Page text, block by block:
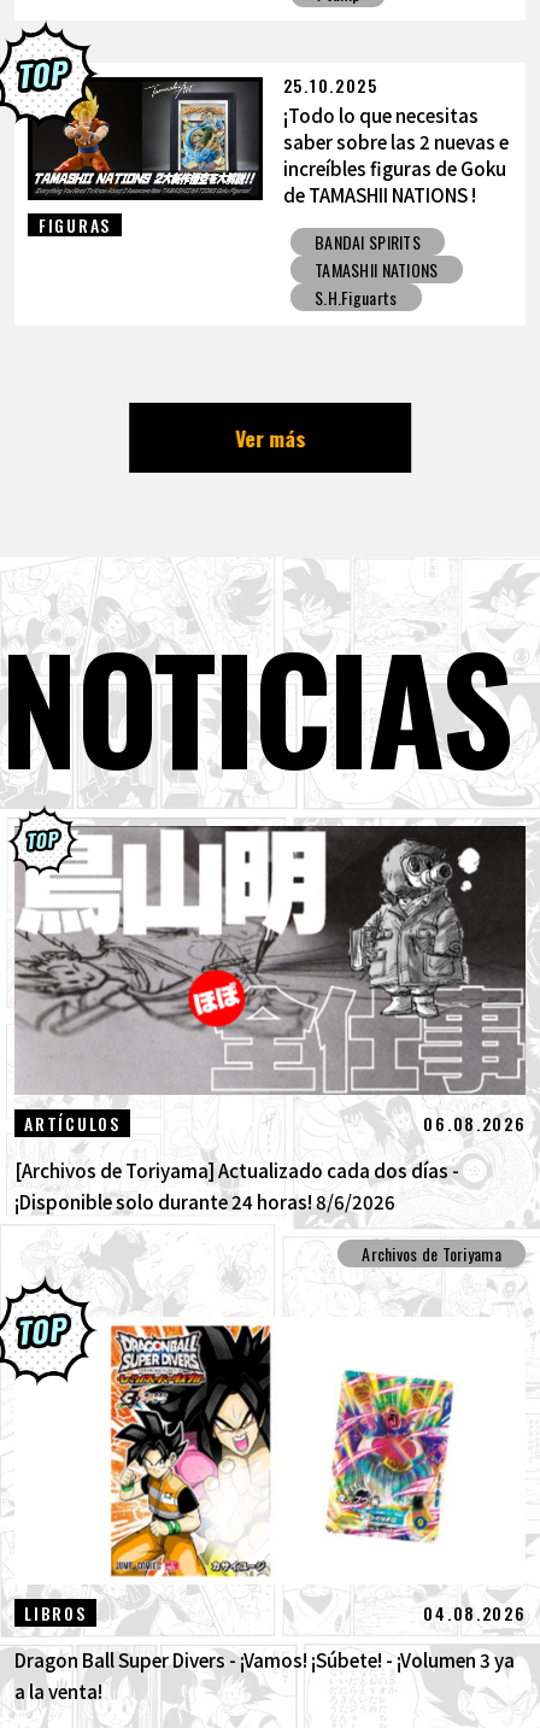
FIGURAS
25.10.2025
¡Todo lo que necesitas
saber sobre las 2 nuevas e
increíbles figuras de Goku
de TAMASHII NATIONS !
BANDAI SPIRITS
TAMASHII NATIONS
S.H.Figuarts
Ver más
NOTICIAS
ARTÍCULOS 06.08.2026
[Archivos de Toriyama] Actualizado cada dos días -
¡Disponible solo durante 24 horas! 8/6/2026
Archivos de Toriyama
LIBROS 04.08.2026
Dragon Ball Super Divers - ¡Vamos! ¡Súbete! - ¡Volumen 3 ya
a la venta!